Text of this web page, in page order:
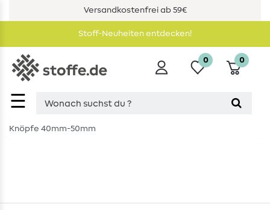
Versandkostenfrei ab 59€
Stoff-Neuheiten entdecken!
☰
0 0
Knöpfe 40mm-50mm